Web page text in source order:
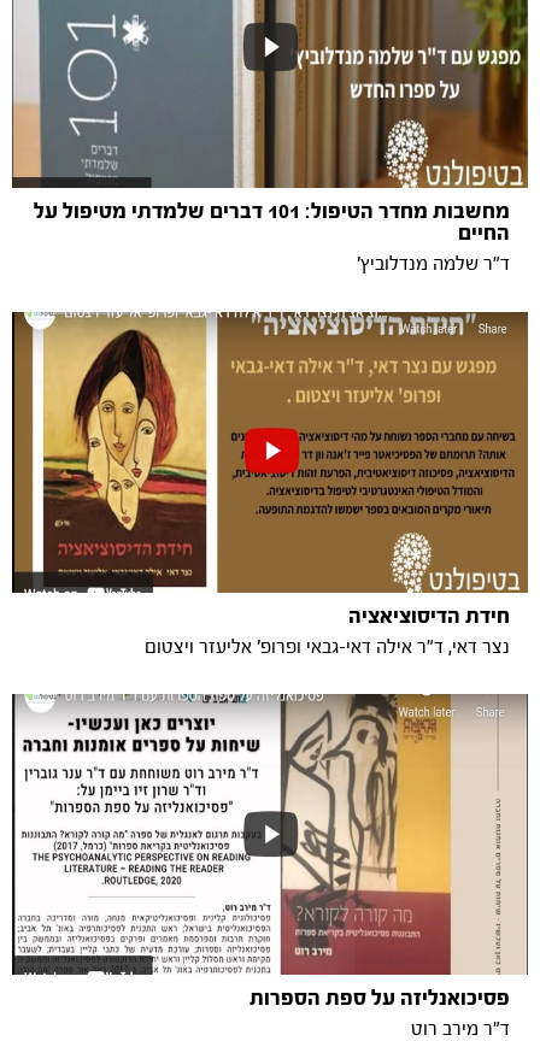
מחשבות מחדר הטיפול: 101 דברים שלמדתי מטיפול על
החיים
ד"ר שלמה מנדלוביץ'
חידת הדיסוציאציה
נצר דאי, ד"ר אילה דאי-גבאי ופרופ' אליעזר ויצטום
פסיכואנליזה על ספת הספרות
ד"ר מירב רוט